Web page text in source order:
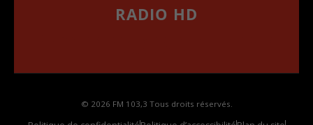
RADIO HD
© 2026 FM 103,3 Tous droits réservés.